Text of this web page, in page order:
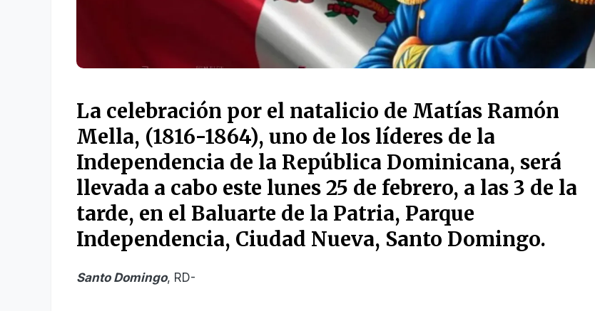
La celebración por el natalicio de Matías Ramón
Mella, (1816-1864), uno de los líderes de la
Independencia de la República Dominicana, será
llevada a cabo este lunes25 de febrero, a las 3 de la
tarde, en el Baluarte de la Patria, Parque
Independencia, Ciudad Nueva, Santo Domingo.
Santo Domingo, RD-